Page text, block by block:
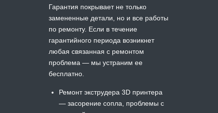
Гарантия покрывает не только
замененные детали, но и все работы
по ремонту. Если в течение
гарантийного периода возникнет
любая связанная с ремонтом
проблема — мы устраним ее
бесплатно.
Ремонт экструдера 3D принтера
— засорение сопла, проблемы с